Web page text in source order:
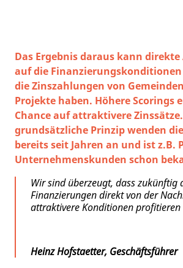
Das Ergebnis daraus kann
auf die
die Zinszahlungen von
Projekte haben. Höhere Scorings
Chance auf attraktivere
grundsätzliche Prinzip wenden
bereits seit Jahren an und ist z.B.
Unternehmenskunden schon
Wir sind überzeugt, dass zukünftig
Finanzierungen direkt von der
attraktivere Konditionen profitieren
Heinz Hofstaetter, Geschäftsführer